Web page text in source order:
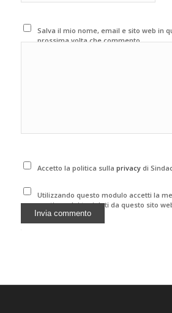
Salva il mio nome, email e sito web in
prossima volta che commento.
Accetto la politica sullaprivacydi
Utilizzando questo modulo accetti la
gestione dei tuoi dati da questo sito